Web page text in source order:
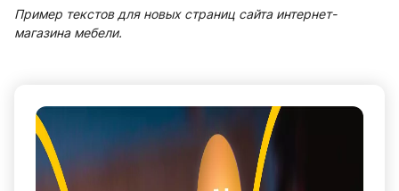
Пример текстов для новых страниц сайта интернет-
магазина мебели.